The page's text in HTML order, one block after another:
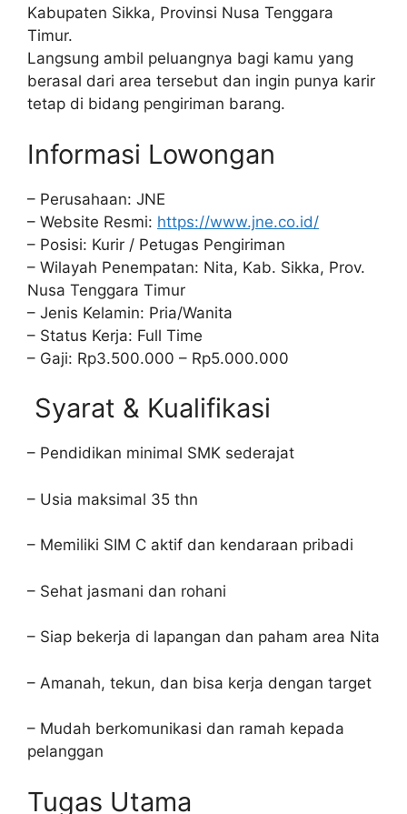
Kabupaten Sikka, Provinsi Nusa Tenggara
Timur.
Langsung ambil peluangnya bagi kamu yang
berasal dari area tersebut dan ingin punya karir
tetap di bidang pengiriman barang.
Informasi Lowongan
– Perusahaan: JNE
– Website Resmi: https://www.jne.co.id/
– Posisi: Kurir / Petugas Pengiriman
– Wilayah Penempatan: Nita, Kab. Sikka, Prov.
Nusa Tenggara Timur
– Jenis Kelamin: Pria/Wanita
– Status Kerja: Full Time
– Gaji: Rp3.500.000 – Rp5.000.000
Syarat & Kualifikasi
– Pendidikan minimal SMK sederajat
– Usia maksimal 35 thn
– Memiliki SIM C aktif dan kendaraan pribadi
– Sehat jasmani dan rohani
– Siap bekerja di lapangan dan paham area Nita
– Amanah, tekun, dan bisa kerja dengan target
– Mudah berkomunikasi dan ramah kepada
pelanggan
Tugas Utama